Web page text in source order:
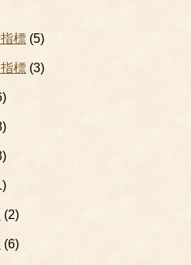
標 (5)
標 (3)
(2)
(6)